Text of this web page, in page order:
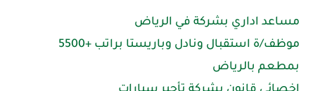
مساعد اداري بشركة في الرياض
موظف/ة استقبال ونادل وباريستا براتب +5500
بمطعم بالرياض